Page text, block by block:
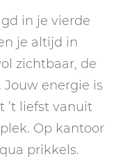
in je vierde
je altijd in
zichtbaar, de
energie is
’t liefst vanuit
Op kantoor
prikkels.